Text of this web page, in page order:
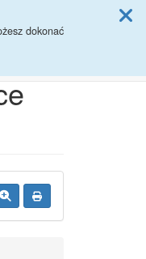
dokonać